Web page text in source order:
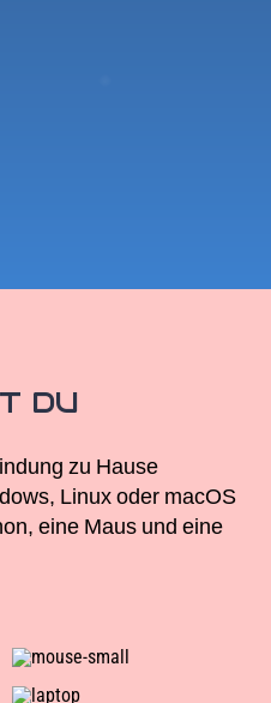
DU
zu Hause
Linux oder macOS
eine Maus und eine